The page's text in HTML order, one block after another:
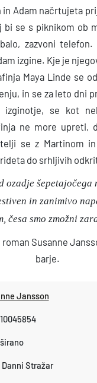
in Adam načrtujeta
bi se s piknikom ob
zazvoni
izgine. Kje je
Maya Linde se
in se za leto dni
izginotje, se kot
ne more upreti,
se z Martinom
do srhljivih
ozadje šepetajočega
in zanimivo
česa smo zmožni
Susanne
barje.
Jansson
Danni Stražar